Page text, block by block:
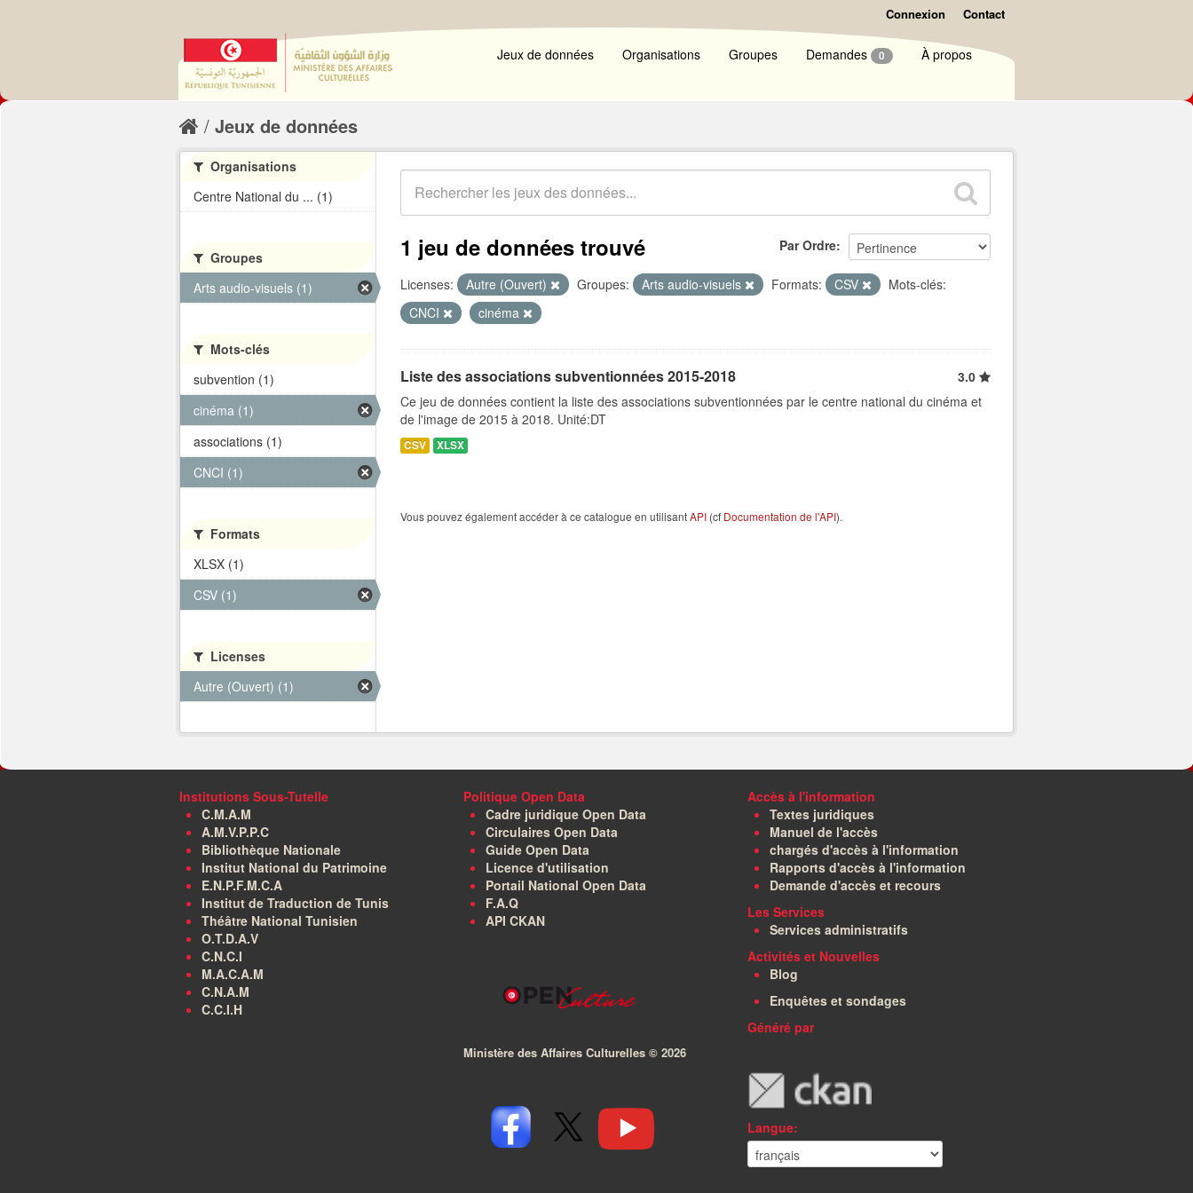
Connexion Contact
Jeux de données Organisations Groupes Demandes 0 À propos
Jeux de données
Par Ordre
1 jeu de données trouvé
Licenses: Autre (Ouvert) Groupes: Arts audio-visuels Formats: CSV
Mots-clés:
CNCI
cinéma
Liste des associations subventionnées 2015-2018
3.0
Ce jeu de données contient la liste des associations subventionnées par le centre national du cinéma et
de l'image de 2015 à 2018. Unité:DT
CSV XLSX
Vous pouvez également accéder à ce catalogue en utilisantAPI (cf Documentation de l'API).
Organisations
Centre National du ... (1)
Groupes
Arts audio-visuels (1)
Mots-clés
subvention (1)
cinéma (1)
associations (1)
CNCI (1)
Formats
XLSX (1)
CSV (1)
Licenses
Autre (Ouvert) (1)
Institutions Sous-Tutelle
C.M.A.M
A.M.V.P.P.C
Bibliothèque Nationale
Institut National du Patrimoine
E.N.P.F.M.C.A
Institut de Traduction de Tunis
Théâtre National Tunisien
O.T.D.A.V
C.N.C.I
M.A.C.A.M
C.N.A.M
C.C.I.H
Politique Open Data
Cadre juridique Open Data
Circulaires Open Data
Guide Open Data
Licence d'utilisation
Portail National Open Data
F.A.Q
API CKAN
Ministère des Affaires Culturelles © 2026
Accès à l'information
Textes juridiques
Manuel de l'accès
chargés d'accès à l'information
Rapports d'accès à l'information
Demande d'accès et recours
Les Services
Services administratifs
Activités et Nouvelles
Blog
Enquêtes et sondages
Généré par
Langue